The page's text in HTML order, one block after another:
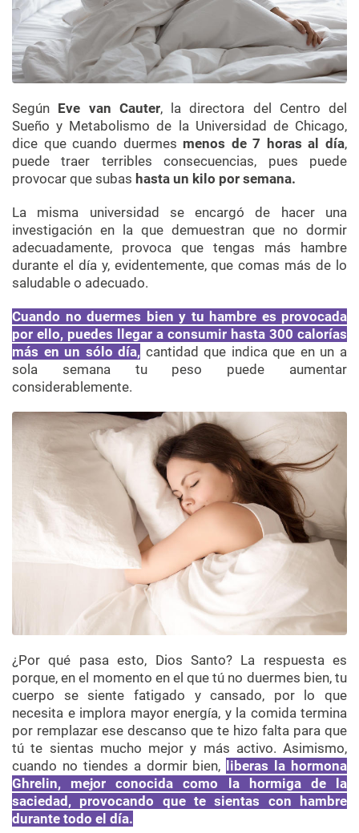
Según Eve van Cauter, la directora del Centro del
Sueño y Metabolismo de la Universidad de Chicago,
dice que cuando duermes menos de 7 horas al día,
puede traer terribles consecuencias, pues puede
provocar que subas hasta un kilo por semana.
La misma universidad se encargó de hacer una
investigación en la que demuestran que no dormir
adecuadamente, provoca que tengas más hambre
durante el día y, evidentemente, que comas más de lo
saludable o adecuado.
Cuando no duermes bien y tu hambre es provocada
por ello, puedes llegar a consumir hasta 300 calorías
más en un sólo día, cantidad que indica que en un a
sola semana tu peso puede aumentar
considerablemente.
¿Por qué pasa esto, Dios Santo? La respuesta es
porque, en el momento en el que tú no duermes bien, tu
cuerpo se siente fatigado y cansado, por lo que
necesita e implora mayor energía, y la comida termina
por remplazar ese descanso que te hizo falta para que
tú te sientas mucho mejor y más activo. Asimismo,
cuando no tiendes a dormir bien, liberas la hormona
Ghrelin, mejor conocida como la hormiga de la
saciedad, provocando que te sientas con hambre
durante todo el día.